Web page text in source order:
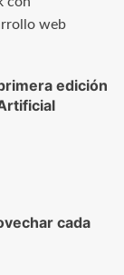
edición
cada